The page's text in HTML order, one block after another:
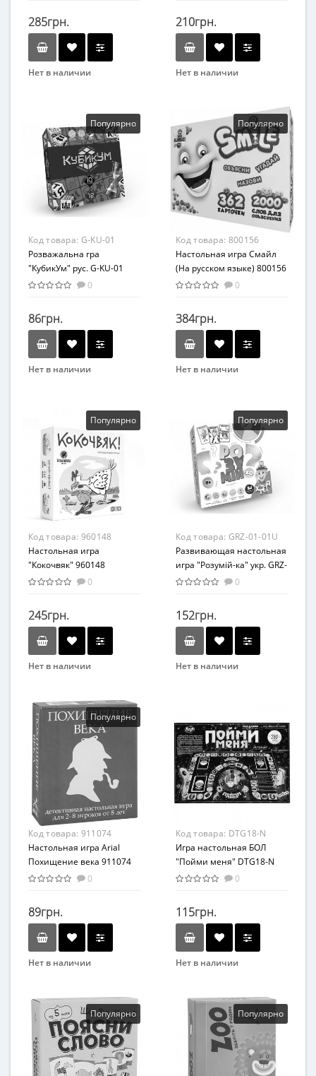
285грн.
Нет в наличии
Развивающие
Возраст
от 3 лет
Материал
Картон
210грн.
Нет в наличии
Вид
Развлекательные
Возраст
От 8 лет
Жанр
Развивающие
Картон
Популярно
Код товара: G-KU-01
Розважальна гра
"КубикУм" рус. G-KU-01
0
86грн.
Нет в наличии
Развивающие
Возраст
От 7 лет
Материал
Картон
Популярно
Код товара: 800156
Настольная игра Смайл
(На русском языке) 800156
0
384грн.
Нет в наличии
Развивающие
Возрастная группа
От 15 лет и старше
Жанр
Викторина
Популярно
Код товара: 960148
Настольная игра
"Кокочвяк" 960148
0
245грн.
Нет в наличии
Вид
Развивающая игрушка
Возраст
От 5-ти лет
Материал
Картон
Популярно
Код товара: GRZ-01-01U
Развивающая настольная
игра "Розумій-ка" укр. GRZ-
01-01U
0
152грн.
Нет в наличии
Развивающая игрушка
Возраст
От 8 лет
Материал
Картон
Популярно
Код товара: 911074
Настольная игра Arial
Похищение века 911074
0
89грн.
Нет в наличии
Вид
Развивающие
Возраст
От 8 лет
Код товара: DTG18-N
Игра настольная БОЛ
"Пойми меня" DTG18-N
0
115грн.
Нет в наличии
Вид
Объясни, покажи, нарисуй
Возраст
Популярно Популярно